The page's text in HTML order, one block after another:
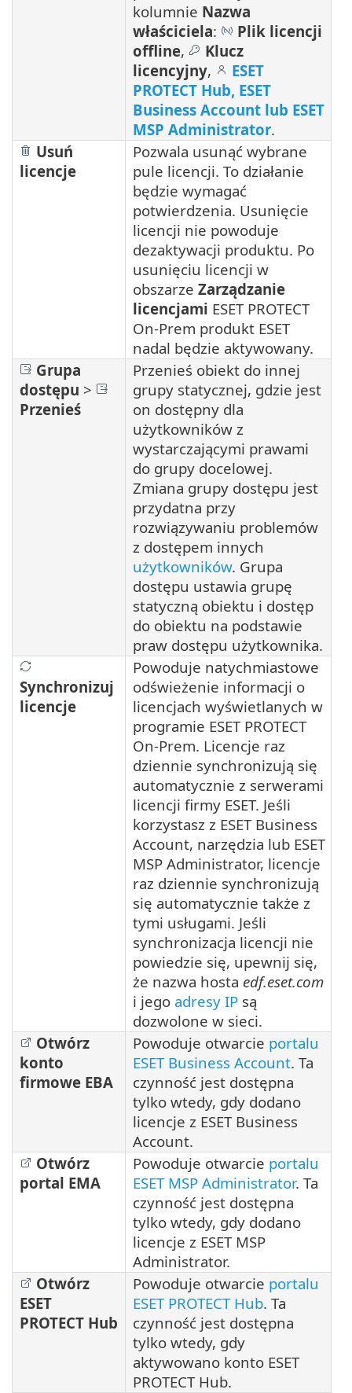
kolumnie Nazwa
właściciela:
Plik licencji
offline,
Klucz
licencyjny,
ESET
PROTECT Hub, ESET
Business Account lub ESET
MSP Administrator.
Usuń
licencje
Pozwala usunąć wybrane
pule licencji. To działanie
będzie wymagać
potwierdzenia. Usunięcie
licencji nie powoduje
dezaktywacji produktu. Po
usunięciu licencji w
obszarze Zarządzanie
licencjami ESET PROTECT
On-Prem produkt ESET
nadal będzie aktywowany.
Grupa
dostępu >
Przenieś
Przenieś obiekt do innej
grupy statycznej, gdzie jest
on dostępny dla
użytkowników z
wystarczającymi prawami
do grupy docelowej.
Zmiana grupy dostępu jest
przydatna przy
rozwiązywaniu problemów
z dostępem innych
użytkowników. Grupa
dostępu ustawia grupę
statyczną obiektu i dostęp
do obiektu na podstawie
praw dostępu użytkownika.
Synchronizuj
licencje
Powoduje natychmiastowe
odświeżenie informacji o
licencjach wyświetlanych w
programie ESET PROTECT
On-Prem. Licencje raz
dziennie synchronizują się
automatycznie z serwerami
licencji firmy ESET. Jeśli
korzystasz z ESET Business
Account, narzędzia lub ESET
MSP Administrator, licencje
raz dziennie synchronizują
się automatycznie także z
tymi usługami. Jeśli
synchronizacja licencji nie
powiedzie się, upewnij się,
że nazwa hosta edf.eset.com
i jego adresy IP są
dozwolone w sieci.
Otwórz
konto
firmowe EBA
Powoduje otwarcie portalu
ESET Business Account. Ta
czynność jest dostępna
tylko wtedy, gdy dodano
licencje z ESET Business
Account.
Otwórz
portal EMA
Powoduje otwarcie portalu
ESET MSP Administrator. Ta
czynność jest dostępna
tylko wtedy, gdy dodano
licencje z ESET MSP
Administrator.
Otwórz
ESET
PROTECT Hub
Powoduje otwarcie portalu
ESET PROTECT Hub. Ta
czynność jest dostępna
tylko wtedy, gdy
aktywowano konto ESET
PROTECT Hub.